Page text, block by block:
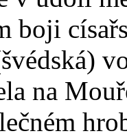
boji
na